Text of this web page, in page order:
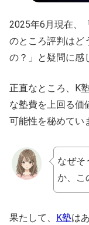
2025年6月現在、
のところ評判はど
の？」と疑問に感
正直なところ、K
な塾費を上回る価
可能性を秘めてい
なぜそ
か、こ
果たして、 K塾は